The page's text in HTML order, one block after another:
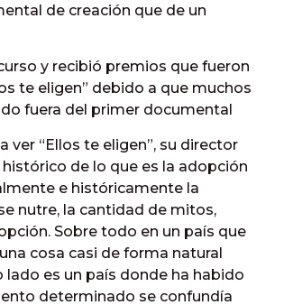
de creación que de un
y recibió premios que fueron
te eligen” debido a que muchos
fuera del primer documental
ver “Ellos te eligen”, su director
de lo que es la adopción
e históricamente la
nutre, la cantidad de mitos,
Sobre todo en un país que
cosa casi de forma natural
lado es un país donde ha habido
determinado se confundía